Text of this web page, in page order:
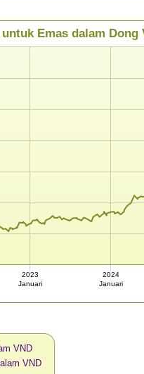
untuk Emas dalam
2023
Januari
2024
Januari
VND
VND